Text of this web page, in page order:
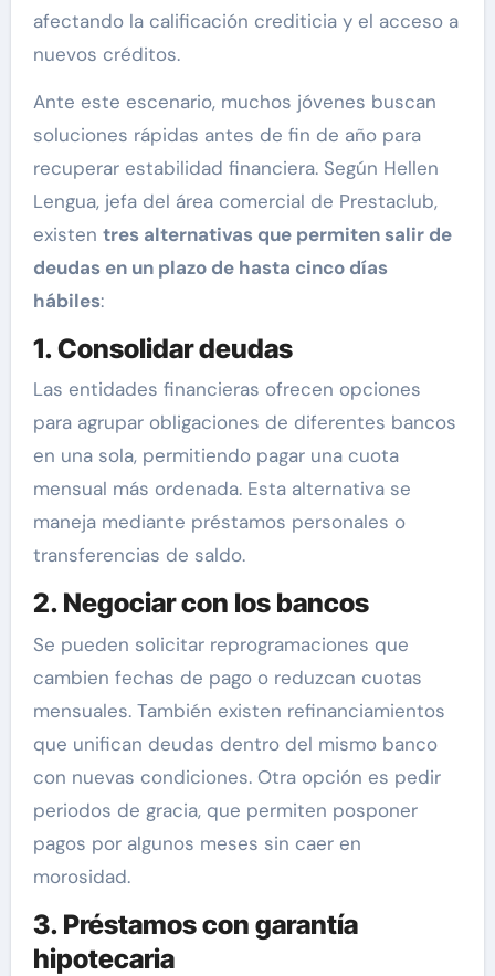
afectando la calificación crediticia y el acceso a
nuevos créditos.
Ante este escenario, muchos jóvenes buscan
soluciones rápidas antes de fin de año para
recuperar estabilidad financiera. Según Hellen
Lengua, jefa del área comercial de Prestaclub,
existen tres alternativas que permiten salir de
deudas en un plazo de hasta cinco días
hábiles:
1. Consolidar deudas
Las entidades financieras ofrecen opciones
para agrupar obligaciones de diferentes bancos
en una sola, permitiendo pagar una cuota
mensual más ordenada. Esta alternativa se
maneja mediante préstamos personales o
transferencias de saldo.
2. Negociar con los bancos
Se pueden solicitar reprogramaciones que
cambien fechas de pago o reduzcan cuotas
mensuales. También existen refinanciamientos
que unifican deudas dentro del mismo banco
con nuevas condiciones. Otra opción es pedir
periodos de gracia, que permiten posponer
pagos por algunos meses sin caer en
morosidad.
3. Préstamos con garantía
hipotecaria